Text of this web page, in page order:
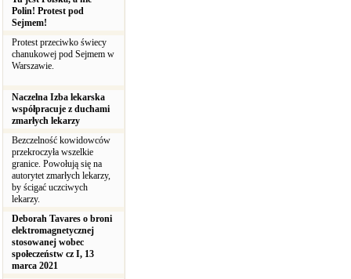
Polin! Protest pod
Sejmem!
Protest przeciwko świecy
chanukowej pod Sejmem w
Warszawie.
Naczelna Izba lekarska
współpracuje z duchami
zmarłych lekarzy
Bezczelność kowidowców
przekroczyła wszelkie
granice. Powołują się na
autorytet zmarłych lekarzy,
by ścigać uczciwych
lekarzy.
Deborah Tavares o broni
elektromagnetycznej
stosowanej wobec
społeczeństw cz I, 13
marca 2021